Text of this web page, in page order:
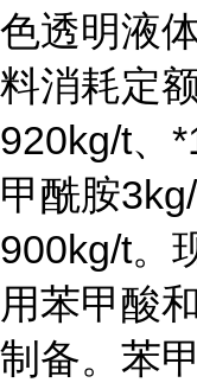
色透明液
料消耗定
920kg/t、
甲酰胺
900kg/t。
用苯甲酸
制备。苯